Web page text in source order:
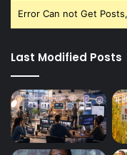
Error Can not Get
Last Modified Posts